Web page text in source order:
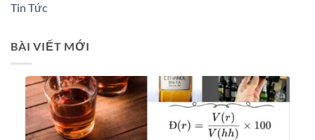
Tin Tức
BÀI VIẾT MỚI